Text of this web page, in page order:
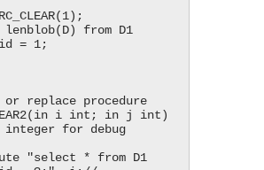
from D1
= 1;
or replace procedure
i int; in j int)
for debug